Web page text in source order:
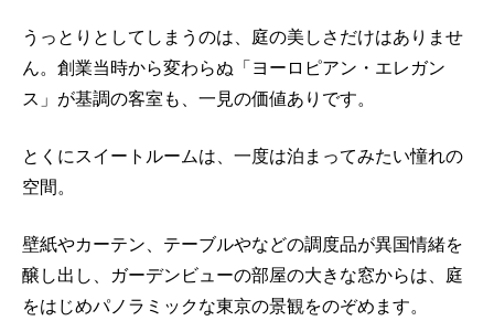
うっとりとしてしまうのは、庭の美しさだけはありませ
ん。創業当時から変わらぬ「ヨーロピアン・エレガン
ス」が基調の客室も、一見の価値ありです。
とくにスイートルームは、一度は泊まってみたい憧れの
空間。
壁紙やカーテン、テーブルやなどの調度品が異国情緒を
醸し出し、ガーデンビューの部屋の大きな窓からは、庭
をはじめパノラミックな東京の景観をのぞめます。